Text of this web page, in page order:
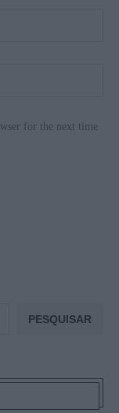
for the next time
PESQUISAR